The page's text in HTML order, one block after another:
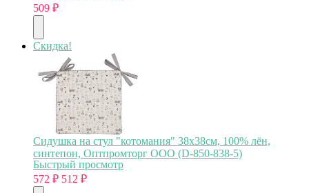
509 ₽
Скидка!
Сидушка на стул "котомания" 38х38см, 100% лён,
синтепон, Оптпромторг ООО (D-850-838-5)
Быстрый просмотр
572 ₽ 512 ₽